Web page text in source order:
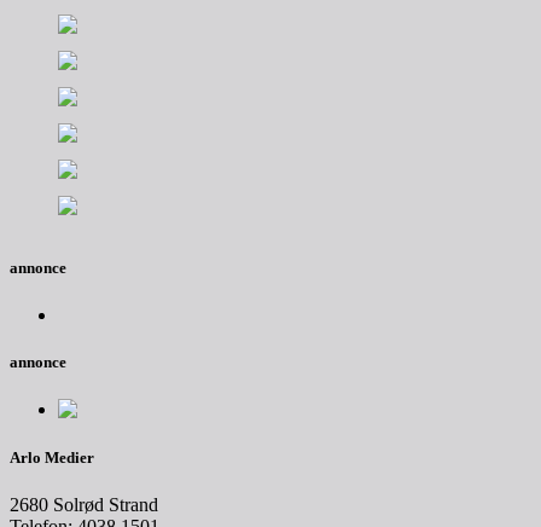
annonce
annonce
Arlo Medier
2680 Solrød Strand